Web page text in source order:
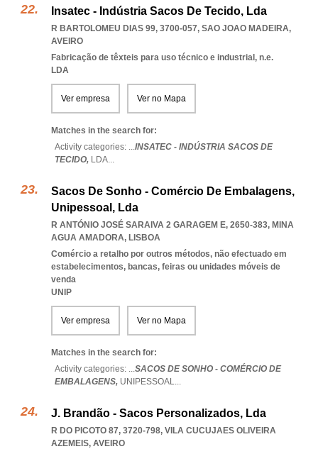
Insatec - Indústria Sacos De Tecido, Lda
R BARTOLOMEU DIAS 99, 3700-057, SAO JOAO MADEIRA,
AVEIRO
Fabricação de têxteis para uso técnico e industrial, n.e.
LDA
Ver empresa Ver no Mapa
Matches in the search for:
Activity categories: ...INSATEC - INDÚSTRIA SACOS DE
TECIDO, LDA...
Sacos De Sonho - Comércio De Embalagens,
Unipessoal, Lda
R ANTÓNIO JOSÉ SARAIVA 2 GARAGEM E, 2650-383, MINA
AGUA AMADORA, LISBOA
Comércio a retalho por outros métodos, não efectuado em
estabelecimentos, bancas, feiras ou unidades móveis de
venda
UNIP
Ver empresa Ver no Mapa
Matches in the search for:
Activity categories: ...SACOS DE SONHO - COMÉRCIO DE
EMBALAGENS, UNIPESSOAL...
J. Brandão - Sacos Personalizados, Lda
R DO PICOTO 87, 3720-798, VILA CUCUJAES OLIVEIRA
AZEMEIS, AVEIRO